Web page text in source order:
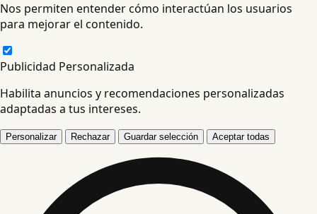
Nos permiten entender cómo interactúan los usuarios
para mejorar el contenido.
Publicidad Personalizada
Habilita anuncios y recomendaciones personalizadas
adaptadas a tus intereses.
Personalizar Rechazar Guardar selección Aceptar todas